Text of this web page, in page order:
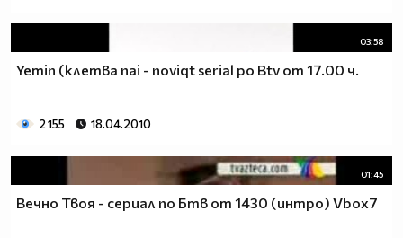
03:58
Yemin (клетва nai - noviqt serial po Btv от 17.00 ч.
2 155 18.04.2010
01:45
Вечно Твоя - сериал по Бтв от 1430 (интро) Vbox7